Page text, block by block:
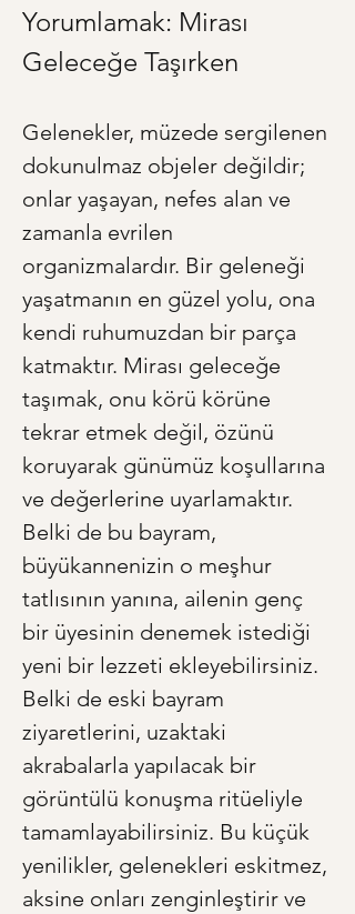
Yorumlamak: Mirası
Geleceğe Taşırken
Gelenekler, müzede sergilenen
dokunulmaz objeler değildir;
onlar yaşayan, nefes alan ve
zamanla evrilen
organizmalardır. Bir geleneği
yaşatmanın en güzel yolu, ona
kendi ruhumuzdan bir parça
katmaktır. Mirası geleceğe
taşımak, onu körü körüne
tekrar etmek değil, özünü
koruyarak günümüz koşullarına
ve değerlerine uyarlamaktır.
Belki de bu bayram,
büyükannenizin o meşhur
tatlısının yanına, ailenin genç
bir üyesinin denemek istediği
yeni bir lezzeti ekleyebilirsiniz.
Belki de eski bayram
ziyaretlerini, uzaktaki
akrabalarla yapılacak bir
görüntülü konuşma ritüeliyle
tamamlayabilirsiniz. Bu küçük
yenilikler, gelenekleri eskitmez,
aksine onları zenginleştirir ve